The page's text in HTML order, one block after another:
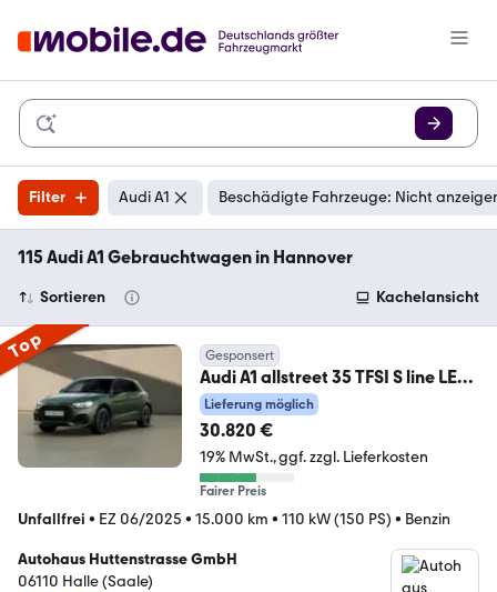
Filter Audi A1 Beschädigte Fahrzeuge: Nicht
115 Audi A1 Gebrauchtwagen in Hannover
Sortieren Kachelansicht
Top Gesponsert
Audi A1 allstreet 35 TFSI S line LED
KAMERA NAVI LM17
Lieferung möglich
30.820 €
19% MwSt. ggf. zzgl. Lieferkosten
Fairer Preis
Unfallfrei • EZ 06/2025 • 15.000 km • 110 kW (150 PS) • Benzin
Autohaus Huttenstrasse GmbH
06110 Halle (Saale)